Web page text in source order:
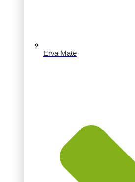
Erva Mate